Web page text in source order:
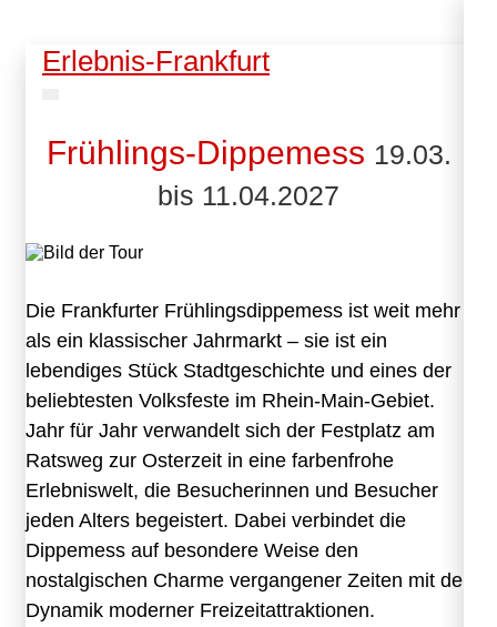
Erlebnis-Frankfurt
Frühlings-Dippemess 19.03.
bis 11.04.2027
Die Frankfurter Frühlingsdippemess ist weit mehr
als ein klassischer Jahrmarkt – sie ist ein
lebendiges Stück Stadtgeschichte und eines der
beliebtesten Volksfeste im Rhein-Main-Gebiet.
Jahr für Jahr verwandelt sich der Festplatz am
Ratsweg zur Osterzeit in eine farbenfrohe
Erlebniswelt, die Besucherinnen und Besucher
jeden Alters begeistert. Dabei verbindet die
Dippemess auf besondere Weise den
nostalgischen Charme vergangener Zeiten mit der
Dynamik moderner Freizeitattraktionen.